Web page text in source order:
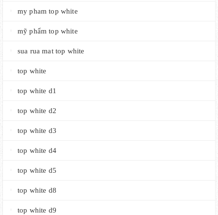
my pham top white
mỹ phẩm top white
sua rua mat top white
top white
top white d1
top white d2
top white d3
top white d4
top white d5
top white d8
top white d9